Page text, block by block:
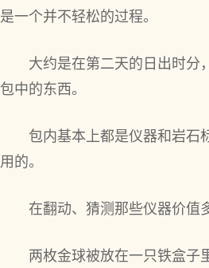
是一个并不轻松的过程。
大约是在第二天的日出时分
包中的东西。
包内基本上都是仪器和岩石
用的。
在翻动、猜测那些仪器价值
两枚金球被放在一只铁盒子